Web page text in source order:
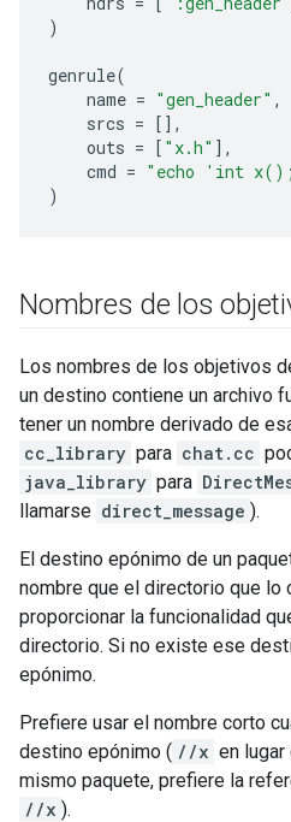
)
genrule(
name = "gen_header" ,
srcs = [],
outs = [ "x.h" ],
cmd = "echo 'int
)
Nombres de los
Los nombres de los objetivos
un destino contiene un archivo
tener un nombre derivado de
cc_library para chat.cc
java_library para
llamarse direct_message ).
El destino epónimo de un
nombre que el directorio que lo
proporcionar la funcionalidad
directorio. Si no existe ese
epónimo.
Prefiere usar el nombre corto
destino epónimo ( //x en lugar
mismo paquete, prefiere la
//x ).